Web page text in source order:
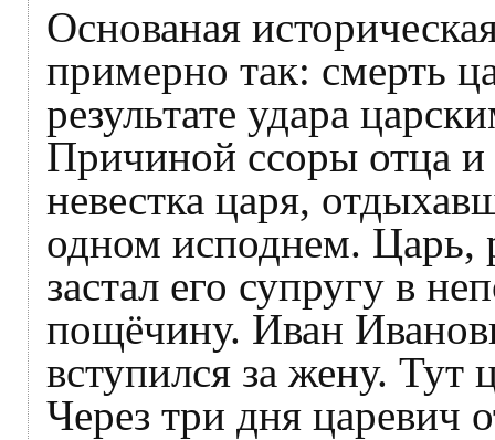
Основаная
примерно так: смерть
результате удара
Причиной ссоры отца и
невестка царя,
одном исподнем. Царь,
застал его супругу в
пощёчину. Иван
вступился за жену. Тут
Через три дня царевич